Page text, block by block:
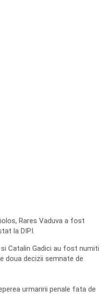
Rares Vaduva a fost
la DIPI.
Catalin Gadici au fost numiti
doua decizii semnate de
urmaririi penale fata de